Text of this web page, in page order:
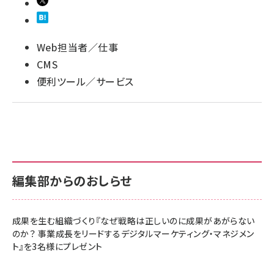
Web担当者／仕事
CMS
便利ツール／サービス
編集部からのおしらせ
成果を生む組織づくり『なぜ戦略は正しいのに成果があがらない
のか？ 事業成長をリードするデジタルマーケティング・マネジメン
ト』を3名様にプレゼント